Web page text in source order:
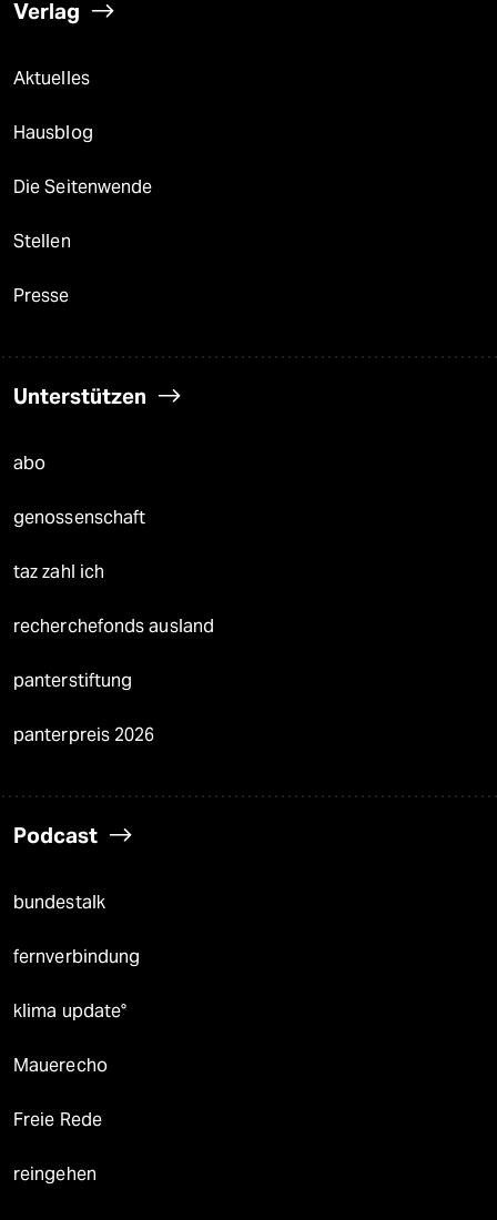
Verlag
Aktuelles
Hausblog
Die Seitenwende
Stellen
Presse
Unterstützen
abo
genossenschaft
taz zahl ich
recherchefonds ausland
panterstiftung
panterpreis 2026
Podcast
bundestalk
fernverbindung
klima update°
Mauerecho
Freie Rede
reingehen